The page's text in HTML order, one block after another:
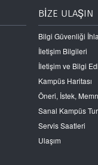
BİZE ULAŞIN
Bilgi Güvenliği
İletişim Bilgileri
İletişim ve Bilgi
Kampüs Haritası
Öneri, İstek,
Sanal Kampüs
Servis Saatleri
Ulaşım